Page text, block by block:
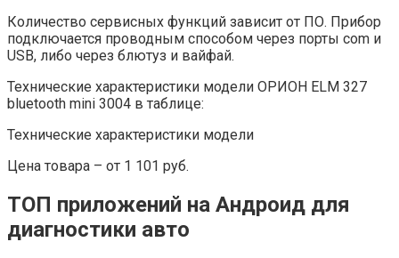
Количество сервисных функций зависит от ПО. Прибор
подключается проводным способом через порты com и
USB, либо через блютуз и вайфай.
Технические характеристики модели ОРИОН ELM 327
bluetooth mini 3004 в таблице:
Технические характеристики модели
Цена товара – от 1 101 руб.
ТОП приложений на Андроид для
диагностики авто